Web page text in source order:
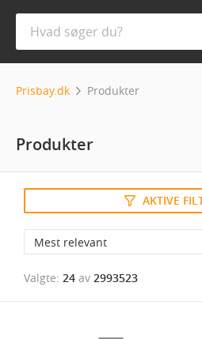
Prisbay.dk Produkter
Produkter
AKTIVE
Valgte: 24 av 2993523